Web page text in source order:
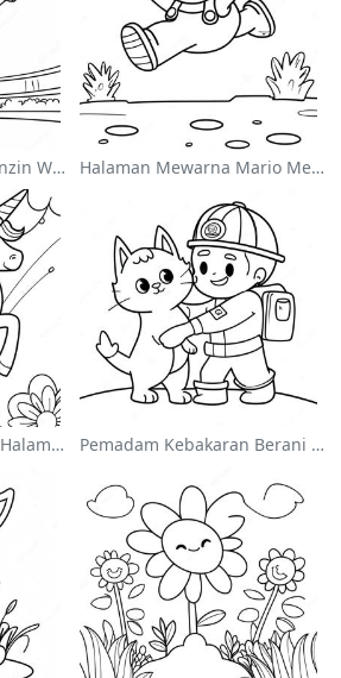
Halaman Mewarna Penzin Wwe Melompat Ke Atas Lawan Halaman Mewarna Mario Melompat Atas Goombas
Unicorn Magik Dalam Halaman Mewarna Pelangi Pemadam Kebakaran Berani Menyelamatkan Kucing Mewarna